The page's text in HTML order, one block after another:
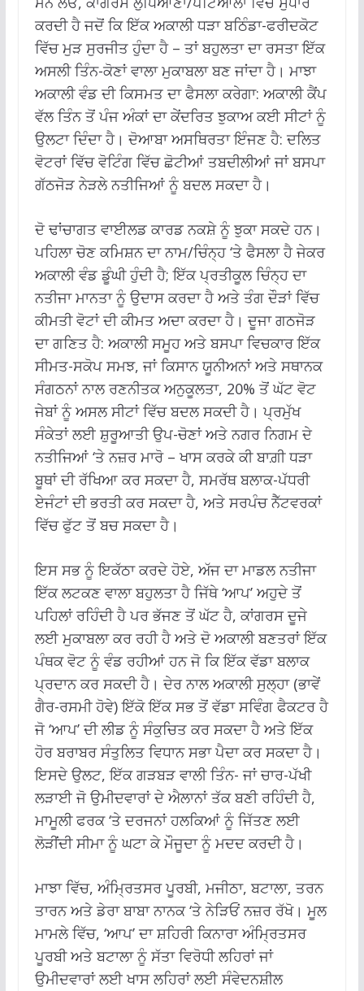
ਕਰਦੀ ਹੈ ਜਦੋਂ ਕਿ ਇੱਕ ਅਕਾਲੀ ਧੜਾ ਬਠਿੰਡਾ-ਫਰੀਦਕੋਟ
ਵਿੱਚ ਮੁੜ ਸੁਰਜੀਤ ਹੁੰਦਾ ਹੈ – ਤਾਂ ਬਹੁਲਤਾ ਦਾ ਰਸਤਾ ਇੱਕ
ਅਸਲੀ ਤਿੰਨ-ਕੋਣਾਂ ਵਾਲਾ ਮੁਕਾਬਲਾ ਬਣ ਜਾਂਦਾ ਹੈ। ਮਾਝਾ
ਅਕਾਲੀ ਵੰਡ ਦੀ ਕਿਸਮਤ ਦਾ ਫੈਸਲਾ ਕਰੇਗਾ: ਅਕਾਲੀ ਕੈਂਪ
ਵੱਲ ਤਿੰਨ ਤੋਂ ਪੰਜ ਅੰਕਾਂ ਦਾ ਕੇਂਦਰਿਤ ਝੁਕਾਅ ਕਈ ਸੀਟਾਂ ਨੂੰ
ਉਲਟਾ ਦਿੰਦਾ ਹੈ। ਦੋਆਬਾ ਅਸਥਿਰਤਾ ਇੰਜਣ ਹੈ: ਦਲਿਤ
ਵੋਟਰਾਂ ਵਿੱਚ ਵੋਟਿੰਗ ਵਿੱਚ ਛੋਟੀਆਂ ਤਬਦੀਲੀਆਂ ਜਾਂ ਬਸਪਾ
ਗੱਠਜੋੜ ਨੇੜਲੇ ਨਤੀਜਿਆਂ ਨੂੰ ਬਦਲ ਸਕਦਾ ਹੈ।
ਦੋ ਢਾਂਚਾਗਤ ਵਾਈਲਡ ਕਾਰਡ ਨਕਸ਼ੇ ਨੂੰ ਝੁਕਾ ਸਕਦੇ ਹਨ।
ਪਹਿਲਾ ਚੋਣ ਕਮਿਸ਼ਨ ਦਾ ਨਾਮ/ਚਿੰਨ੍ਹ ‘ਤੇ ਫੈਸਲਾ ਹੈ ਜੇਕਰ
ਅਕਾਲੀ ਵੰਡ ਡੂੰਘੀ ਹੁੰਦੀ ਹੈ; ਇੱਕ ਪ੍ਰਤੀਕੂਲ ਚਿੰਨ੍ਹ ਦਾ
ਨਤੀਜਾ ਮਾਨਤਾ ਨੂੰ ਉਦਾਸ ਕਰਦਾ ਹੈ ਅਤੇ ਤੰਗ ਦੌੜਾਂ ਵਿੱਚ
ਕੀਮਤੀ ਵੋਟਾਂ ਦੀ ਕੀਮਤ ਅਦਾ ਕਰਦਾ ਹੈ। ਦੂਜਾ ਗਠਜੋੜ
ਦਾ ਗਣਿਤ ਹੈ: ਅਕਾਲੀ ਸਮੂਹ ਅਤੇ ਬਸਪਾ ਵਿਚਕਾਰ ਇੱਕ
ਸੀਮਤ-ਸਕੋਪ ਸਮਝ, ਜਾਂ ਕਿਸਾਨ ਯੂਨੀਅਨਾਂ ਅਤੇ ਸਥਾਨਕ
ਸੰਗਠਨਾਂ ਨਾਲ ਰਣਨੀਤਕ ਅਨੁਕੂਲਤਾ, 20% ਤੋਂ ਘੱਟ ਵੋਟ
ਜੇਬਾਂ ਨੂੰ ਅਸਲ ਸੀਟਾਂ ਵਿੱਚ ਬਦਲ ਸਕਦੀ ਹੈ। ਪ੍ਰਮੁੱਖ
ਸੰਕੇਤਾਂ ਲਈ ਸ਼ੁਰੂਆਤੀ ਉਪ-ਚੋਣਾਂ ਅਤੇ ਨਗਰ ਨਿਗਮ ਦੇ
ਨਤੀਜਿਆਂ ‘ਤੇ ਨਜ਼ਰ ਮਾਰੋ – ਖਾਸ ਕਰਕੇ ਕੀ ਬਾਗ਼ੀ ਧੜਾ
ਬੂਥਾਂ ਦੀ ਰੱਖਿਆ ਕਰ ਸਕਦਾ ਹੈ, ਸਮਰੱਥ ਬਲਾਕ-ਪੱਧਰੀ
ਏਜੰਟਾਂ ਦੀ ਭਰਤੀ ਕਰ ਸਕਦਾ ਹੈ, ਅਤੇ ਸਰਪੰਚ ਨੈੱਟਵਰਕਾਂ
ਵਿੱਚ ਫੁੱਟ ਤੋਂ ਬਚ ਸਕਦਾ ਹੈ।
ਇਸ ਸਭ ਨੂੰ ਇਕੱਠਾ ਕਰਦੇ ਹੋਏ, ਅੱਜ ਦਾ ਮਾਡਲ ਨਤੀਜਾ
ਇੱਕ ਲਟਕਣ ਵਾਲਾ ਬਹੁਲਤਾ ਹੈ ਜਿੱਥੇ ‘ਆਪ’ ਅਹੁਦੇ ਤੋਂ
ਪਹਿਲਾਂ ਰਹਿੰਦੀ ਹੈ ਪਰ ਭੱਜਣ ਤੋਂ ਘੱਟ ਹੈ, ਕਾਂਗਰਸ ਦੂਜੇ
ਲਈ ਮੁਕਾਬਲਾ ਕਰ ਰਹੀ ਹੈ ਅਤੇ ਦੋ ਅਕਾਲੀ ਬਣਤਰਾਂ ਇੱਕ
ਪੰਥਕ ਵੋਟ ਨੂੰ ਵੰਡ ਰਹੀਆਂ ਹਨ ਜੋ ਕਿ ਇੱਕ ਵੱਡਾ ਬਲਾਕ
ਪ੍ਰਦਾਨ ਕਰ ਸਕਦੀ ਹੈ। ਦੇਰ ਨਾਲ ਅਕਾਲੀ ਸੁਲ੍ਹਾ (ਭਾਵੇਂ
ਗੈਰ-ਰਸਮੀ ਹੋਵੇ) ਇੱਕੋ ਇੱਕ ਸਭ ਤੋਂ ਵੱਡਾ ਸਵਿੰਗ ਫੈਕਟਰ ਹੈ
ਜੋ ‘ਆਪ’ ਦੀ ਲੀਡ ਨੂੰ ਸੰਕੁਚਿਤ ਕਰ ਸਕਦਾ ਹੈ ਅਤੇ ਇੱਕ
ਹੋਰ ਬਰਾਬਰ ਸੰਤੁਲਿਤ ਵਿਧਾਨ ਸਭਾ ਪੈਦਾ ਕਰ ਸਕਦਾ ਹੈ।
ਇਸਦੇ ਉਲਟ, ਇੱਕ ਗੜਬੜ ਵਾਲੀ ਤਿੰਨ- ਜਾਂ ਚਾਰ-ਪੱਖੀ
ਲੜਾਈ ਜੋ ਉਮੀਦਵਾਰਾਂ ਦੇ ਐਲਾਨਾਂ ਤੱਕ ਬਣੀ ਰਹਿੰਦੀ ਹੈ,
ਮਾਮੂਲੀ ਫਰਕ ‘ਤੇ ਦਰਜਨਾਂ ਹਲਕਿਆਂ ਨੂੰ ਜਿੱਤਣ ਲਈ
ਲੋੜੀਂਦੀ ਸੀਮਾ ਨੂੰ ਘਟਾ ਕੇ ਮੌਜੂਦਾ ਨੂੰ ਮਦਦ ਕਰਦੀ ਹੈ।
ਮਾਝਾ ਵਿੱਚ, ਅੰਮ੍ਰਿਤਸਰ ਪੂਰਬੀ, ਮਜੀਠਾ, ਬਟਾਲਾ, ਤਰਨ
ਤਾਰਨ ਅਤੇ ਡੇਰਾ ਬਾਬਾ ਨਾਨਕ ‘ਤੇ ਨੇੜਿਓਂ ਨਜ਼ਰ ਰੱਖੋ। ਮੂਲ
ਮਾਮਲੇ ਵਿੱਚ, ‘ਆਪ’ ਦਾ ਸ਼ਹਿਰੀ ਕਿਨਾਰਾ ਅੰਮ੍ਰਿਤਸਰ
ਪੂਰਬੀ ਅਤੇ ਬਟਾਲਾ ਨੂੰ ਸੱਤਾ ਵਿਰੋਧੀ ਲਹਿਰਾਂ ਜਾਂ
ਉਮੀਦਵਾਰਾਂ ਲਈ ਖਾਸ ਲਹਿਰਾਂ ਲਈ ਸੰਵੇਦਨਸ਼ੀਲ